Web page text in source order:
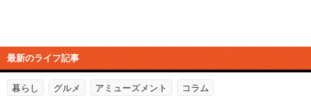
最新のライフ記事
暮らし グルメ アミューズメント コラム